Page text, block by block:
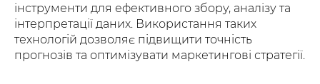
інструменти для ефективного збору, аналізу та
інтерпретації даних. Використання таких
технологій дозволяє підвищити точність
прогнозів та оптимізувати маркетингові стратегії.